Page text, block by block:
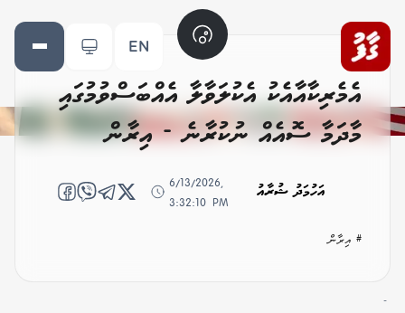
EN
އެމެރިކާއާއެކު އެކުލަވާލާ އެއްބަސްވުމުގައި
މާދަމާ ސޮއެއް ނުކުރާނެ - އިރާން
އަހުމަދު ޝުރާއު
6/13/2026,
3:32:10 PM
# އިރާން
-